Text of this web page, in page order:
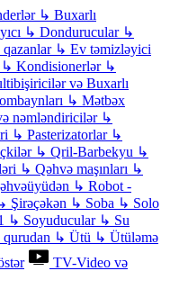
↳ Buxarlı
↳ Dondurucular ↳
↳ Ev təmizləyici
↳ Kondisionerlər ↳
və Buxarlı
↳ Mətbəx
nəmləndiricilər ↳
↳ Pasterizatorlar ↳
↳ Qril-Barbekyu ↳
↳ Qəhvə maşınları ↳
↳ Robot -
Şirəçəkən ↳ Soba ↳ Solo
↳ Soyuducular ↳ Su
↳ Ütü ↳ Ütüləmə
TV-Video və